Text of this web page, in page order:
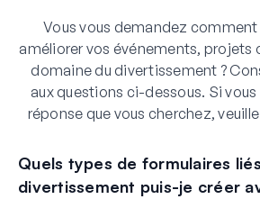
Vous vous demandez
améliorer vos événements, projets
domaine du divertissement ?
aux questions ci-dessous. Si vous
réponse que vous cherchez,
Quels types de formulaires
divertissement puis-je créer